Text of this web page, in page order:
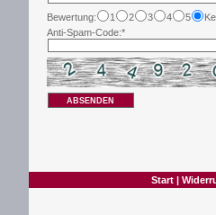
Bewertung: 1 2 3 4 5
Anti-Spam-Code:*
ABSENDEN
Start |